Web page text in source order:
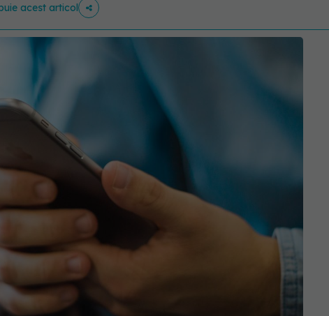
acest articol